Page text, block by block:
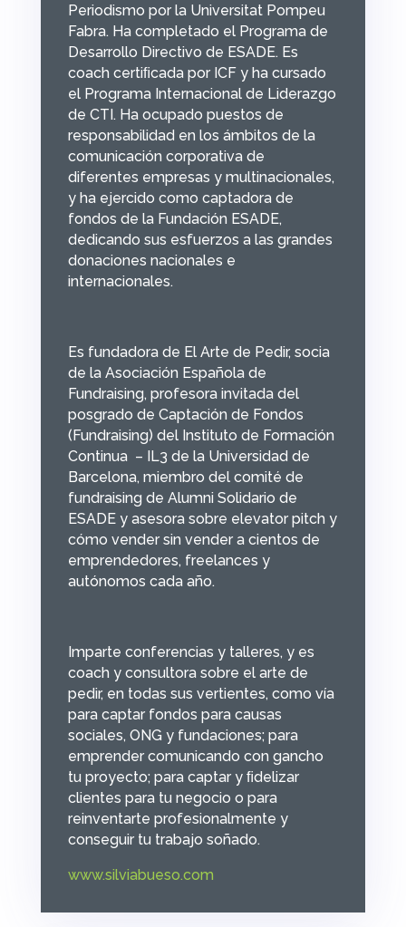
Periodismo por la Universitat Pompeu
Fabra. Ha completado el Programa de
Desarrollo Directivo de ESADE. Es
coach certiﬁcada por ICF y ha cursado
el Programa Internacional de Liderazgo
de CTI. Ha ocupado puestos de
responsabilidad en los ámbitos de la
comunicación corporativa de
diferentes empresas y multinacionales,
y ha ejercido como captadora de
fondos de la Fundación ESADE,
dedicando sus esfuerzos a las grandes
donaciones nacionales e
internacionales.
Es fundadora de El Arte de Pedir, socia
de la Asociación Española de
Fundraising, profesora invitada del
posgrado de Captación de Fondos
(Fundraising) del Instituto de Formación
Continua – IL3 de la Universidad de
Barcelona, miembro del comité de
fundraising de Alumni Solidario de
ESADE y asesora sobre elevator pitch y
cómo vender sin vender a cientos de
emprendedores, freelances y
autónomos cada año.
Imparte conferencias y talleres, y es
coach y consultora sobre el arte de
pedir, en todas sus vertientes, como vía
para captar fondos para causas
sociales, ONG y fundaciones; para
emprender comunicando con gancho
tu proyecto; para captar y ﬁdelizar
clientes para tu negocio o para
reinventarte profesionalmente y
conseguir tu trabajo soñado.
www.silviabueso.com